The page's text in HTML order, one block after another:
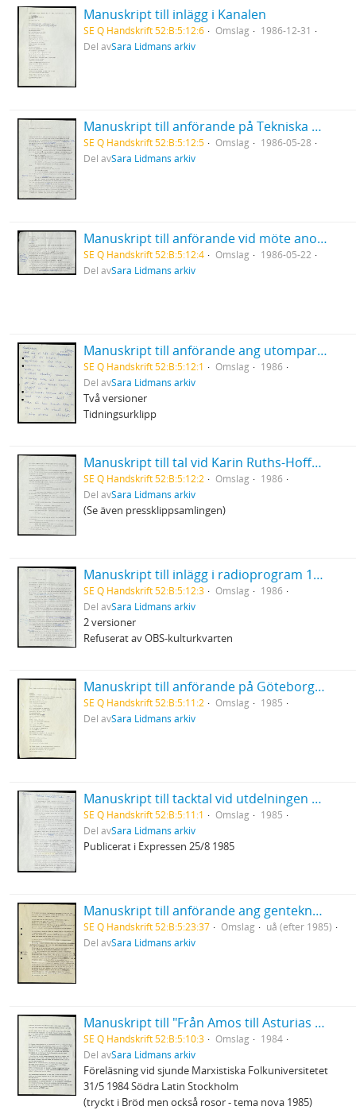
Manuskript till inlägg i Kanalen
SE Q Handskrift 52:B:5:12:6 Omslag
1986-12-31
Del avSara Lidmans arkiv
Manuskript till anförande på Tekniska högskolans konferens i Luleå
SE Q Handskrift 52:B:5:12:5 Omslag
1986-05-28
Del avSara Lidmans arkiv
Manuskript till anförande vid möte anordnat av Folkkampanjen mot kärnkraft, Umeå
SE Q Handskrift 52:B:5:12:4 Omslag
1986-05-22
Del avSara Lidmans arkiv
Manuskript till anförande ang utomparlamentariska aktioner (stoppa gifttågen)
SE Q Handskrift 52:B:5:12:1 Omslag
1986
Del avSara Lidmans arkiv
Två versioner
Tidningsurklipp
Manuskript till tal vid Karin Ruths-Hoffmans bår
SE Q Handskrift 52:B:5:12:2 Omslag
1986
Del avSara Lidmans arkiv
(Se även pressklippsamlingen)
Manuskript till inlägg i radioprogram 19/3 1986
SE Q Handskrift 52:B:5:12:3 Omslag
1986
Del avSara Lidmans arkiv
2 versioner
Refuserat av OBS-kulturkvarten
Manuskript till anförande på Göteborgs stadsteaters soaré till stöd för ANC
SE Q Handskrift 52:B:5:11:2 Omslag
1985
Del avSara Lidmans arkiv
Manuskript till tacktal vid utdelningen av Selma Lagerlöfs litteraturpris
SE Q Handskrift 52:B:5:11:1 Omslag
1985
Del avSara Lidmans arkiv
Publicerat i Expressen 25/8 1985
Manuskript till anförande ang genteknologi
SE Q Handskrift 52:B:5:23:37 Omslag
uå (efter 1985)
Del avSara Lidmans arkiv
Manuskript till "Från Amos till Asturias - några tankar om rättvisa, kärlek och död.
SE Q Handskrift 52:B:5:10:3 Omslag
1984
Del avSara Lidmans arkiv
Föreläsning vid sjunde Marxistiska Folkuniversitetet
31/5 1984 Södra Latin Stockholm
(tryckt i Bröd men också rosor - tema nova 1985)